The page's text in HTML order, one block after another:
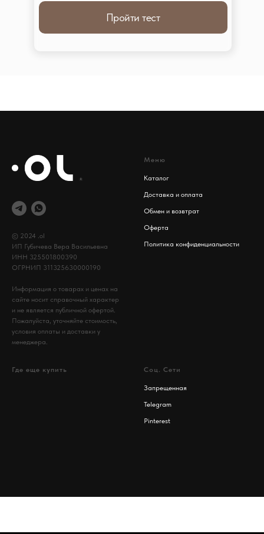
Пройти тест
© 2024 .ol
ИП Губичева Вера Васильевна
ИНН 325501800390
ОГРНИП 311325630000190
Информация о товарах и ценах на
сайте носит справочный характер
и не является публичной офертой.
Пожалуйста, уточняйте стоимость,
условия оплаты и доставки у
менеджера.
Меню
Каталог
Доставка и оплата
Обмен и возвтрат
Оферта
Политика конфиденциальности
Где еще купить Соц. Сети
Запрещенная
Telegram
Pinterest